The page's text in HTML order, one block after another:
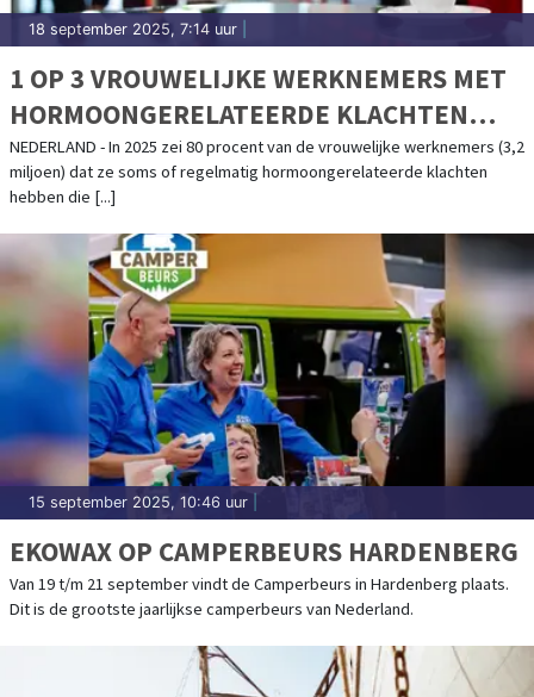
18 september 2025, 7:14 uur
1 OP 3 VROUWELIJKE WERKNEMERS MET
HORMOONGERELATEERDE KLACHTEN
VERBERGT DEZE
NEDERLAND - In 2025 zei 80 procent van de vrouwelijke werknemers (3,2
miljoen) dat ze soms of regelmatig hormoongerelateerde klachten
hebben die [...]
15 september 2025, 10:46 uur
EKOWAX OP CAMPERBEURS HARDENBERG
Van 19 t/m 21 september vindt de Camperbeurs in Hardenberg plaats.
Dit is de grootste jaarlijkse camperbeurs van Nederland.